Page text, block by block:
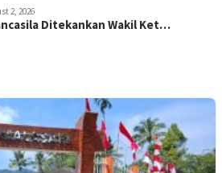
2, 2026
Ditekankan Wakil Ket…